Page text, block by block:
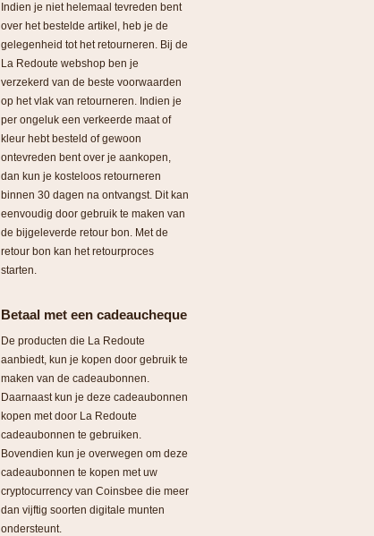
Indien je niet helemaal tevreden bent
over het bestelde artikel, heb je de
gelegenheid tot het retourneren. Bij de
La Redoute webshop ben je
verzekerd van de beste voorwaarden
op het vlak van retourneren. Indien je
per ongeluk een verkeerde maat of
kleur hebt besteld of gewoon
ontevreden bent over je aankopen,
dan kun je kosteloos retourneren
binnen 30 dagen na ontvangst. Dit kan
eenvoudig door gebruik te maken van
de bijgeleverde retour bon. Met de
retour bon kan het retourproces
starten.
Betaal met een cadeaucheque
De producten die La Redoute
aanbiedt, kun je kopen door gebruik te
maken van de cadeaubonnen.
Daarnaast kun je deze cadeaubonnen
kopen met door La Redoute
cadeaubonnen te gebruiken.
Bovendien kun je overwegen om deze
cadeaubonnen te kopen met uw
cryptocurrency van Coinsbee die meer
dan vijftig soorten digitale munten
ondersteunt.